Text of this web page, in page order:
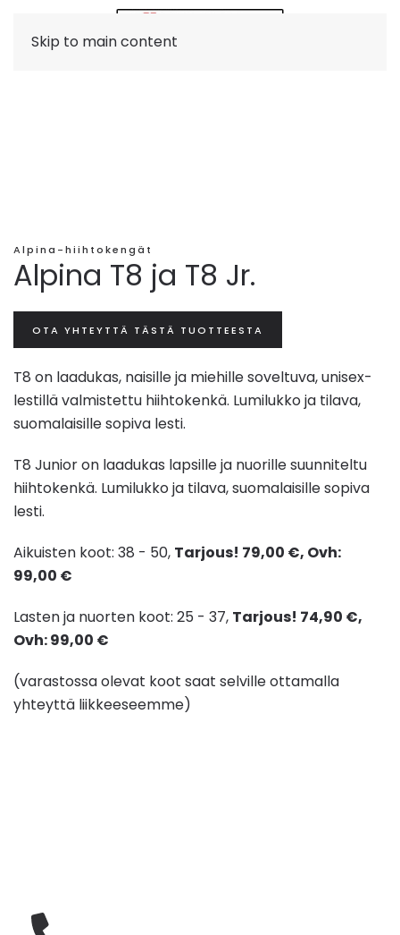
Skip to main content
Alpina-hiihtokengät
Alpina T8 ja T8 Jr.
OTA YHTEYTTÄ TÄSTÄ TUOTTEESTA
T8 on laadukas, naisille ja miehille soveltuva, unisex-
lestillä valmistettu hiihtokenkä. Lumilukko ja tilava,
suomalaisille sopiva lesti.
T8 Junior on laadukas lapsille ja nuorille suunniteltu
hiihtokenkä. Lumilukko ja tilava, suomalaisille sopiva
lesti.
Aikuisten koot: 38 - 50, Tarjous! 79,00 €, Ovh:
99,00 €
Lasten ja nuorten koot: 25 - 37, Tarjous! 74,90 €,
Ovh:99,00 €
(varastossa olevat koot saat selville ottamalla
yhteyttä liikkeeseemme)